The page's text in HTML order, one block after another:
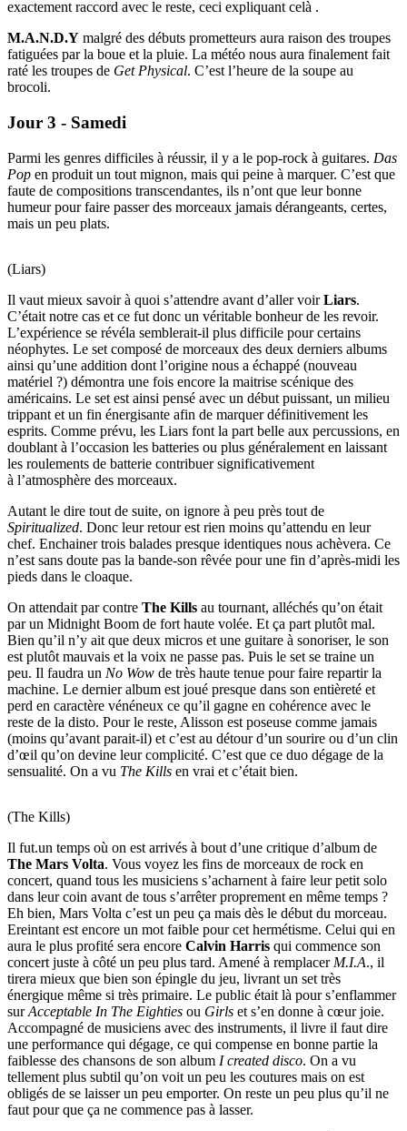
exactement raccord avec le reste, ceci expliquant celà .
M.A.N.D.Y malgré des débuts prometteurs aura raison des troupes
fatiguées par la boue et la pluie. La météo nous aura finalement fait
raté les troupes de Get Physical. C’est l’heure de la soupe au
brocoli.
Jour 3 - Samedi
Parmi les genres difficiles à réussir, il y a le pop-rock à guitares. Das
Pop en produit un tout mignon, mais qui peine à marquer. C’est que
faute de compositions transcendantes, ils n’ont que leur bonne
humeur pour faire passer des morceaux jamais dérangeants, certes,
mais un peu plats.
(Liars)
Il vaut mieux savoir à quoi s’attendre avant d’aller voirLiars.
C’était notre cas et ce fut donc un véritable bonheur de les revoir.
L’expérience se révéla semblerait-il plus difficile pour certains
néophytes. Le set composé de morceaux des deux derniers albums
ainsi qu’une addition dont l’origine nous a échappé (nouveau
matériel ?) démontra une fois encore la maitrise scénique des
américains. Le set est ainsi pensé avec un début puissant, un milieu
trippant et un fin énergisante afin de marquer définitivement les
esprits. Comme prévu, les Liars font la part belle aux percussions, en
doublant à l’occasion les batteries ou plus généralement en laissant
les roulements de batterie contribuer significativement
à l’atmosphère des morceaux.
Autant le dire tout de suite, on ignore à peu près tout de
Spiritualized. Donc leur retour est rien moins qu’attendu en leur
chef. Enchainer trois balades presque identiques nous achèvera. Ce
n’est sans doute pas la bande-son rêvée pour une fin d’après-midi les
pieds dans le cloaque.
On attendait par contre The Kills au tournant, alléchés qu’on était
par un Midnight Boom de fort haute volée. Et ça part plutôt mal.
Bien qu’il n’y ait que deux micros et une guitare à sonoriser, le son
est plutôt mauvais et la voix ne passe pas. Puis le set se traine un
peu. Il faudra un No Wow de très haute tenue pour faire repartir la
machine. Le dernier album est joué presque dans son entièreté et
perd en caractère vénéneux ce qu’il gagne en cohérence avec le
reste de la disto. Pour le reste, Alisson est poseuse comme jamais
(moins qu’avant parait-il) et c’est au détour d’un sourire ou d’un clin
d’œil qu’on devine leur complicité. C’est que ce duo dégage de la
sensualité. On a vu The Kills en vrai et c’était bien.
(The Kills)
Il fut.un temps où on est arrivés à bout d’une critique d’album de
The Mars Volta. Vous voyez les fins de morceaux de rock en
concert, quand tous les musiciens s’acharnent à faire leur petit solo
dans leur coin avant de tous s’arrêter proprement en même temps ?
Eh bien, Mars Volta c’est un peu ça mais dès le début du morceau.
Ereintant est encore un mot faible pour cet hermétisme. Celui qui en
aura le plus profité sera encore Calvin Harris qui commence son
concert juste à côté un peu plus tard. Amené à remplacer M.I.A., il
tirera mieux que bien son épingle du jeu, livrant un set très
énergique même si très primaire. Le public était là pour s’enflammer
surAcceptable In The Eighties ou Girls et s’en donne à cœur joie.
Accompagné de musiciens avec des instruments, il livre il faut dire
une performance qui dégage, ce qui compense en bonne partie la
faiblesse des chansons de son album I created disco. On a vu
tellement plus subtil qu’on voit un peu les coutures mais on est
obligés de se laisser un peu emporter. On reste un peu plus qu’il ne
faut pour que ça ne commence pas à lasser.